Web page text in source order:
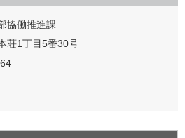
協働推進課
荘1丁目5番30号